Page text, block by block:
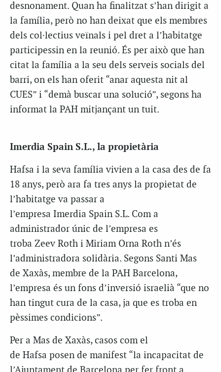
desnonament. Quan ha finalitzat s’han dirigit a
la família, però no han deixat que els membres
dels col·lectius veïnals i pel dret a l’habitatge
participessin en la reunió. És per això que han
citat la família a la seu dels serveis socials del
barri, on els han oferit “anar aquesta nit al
CUES” i “demà buscar una solució”, segons ha
informat la PAH mitjançant un tuit.
Imerdia Spain S.L., la propietària
Hafsa i la seva família vivien a la casa des de fa
18 anys, però ara fa tres anys la propietat de
l’habitatge va passar a
l’empresa Imerdia Spain S.L. Com a
administrador únic de l’empresa es
troba Zeev Roth i Miriam Orna Roth n’és
l’administradora solidària. Segons Santi Mas
de Xaxàs, membre de la PAH Barcelona,
l’empresa és un fons d’inversió israelià “que no
han tingut cura de la casa, ja que es troba en
pèssimes condicions”.
Per a Mas de Xaxàs, casos com el
de Hafsa posen de manifest “la incapacitat de